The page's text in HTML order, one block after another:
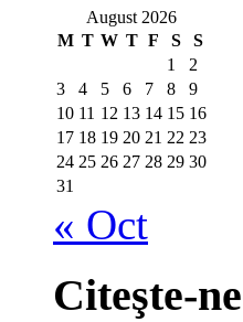
August 2026
M T W T F S
S
1
2
3
4 5 6 7 8
9
10 11 12 13 14 15 16
17 18 19 20 21 22 23
24 25 26 27 28 29 30
31
« Oct
Citeşte-